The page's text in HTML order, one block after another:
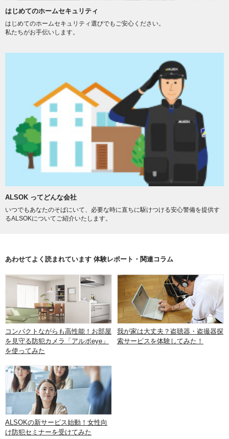
はじめてのホームセキュリティ
はじめてのホームセキュリティ選びでもご安心ください。
私たちがお手伝いします。
ALSOK ってどんな会社
いつでもあなたのそばにいて、必要な時に直ちに駆けつける安心警備を提供す
るALSOKについてご紹介いたします。
あわせてよく読まれています 体験レポート・関連コラム
コンパクトながらも高性能！お部屋
を見守る防犯カメラ「アルボeye」
を使ってみた
我が家は大丈夫？盗聴器・盗撮器探
索サービスを体験してみた！
ALSOKの新サービス始動！女性向
け防犯セミナーを受けてみた